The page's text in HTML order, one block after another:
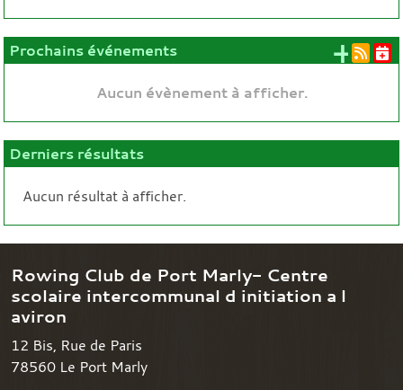
Prochains événements
Aucun évènement à afficher.
+
Derniers résultats
Aucun résultat à afficher.
Rowing Club de Port Marly- Centre
scolaire intercommunal d initiation a l
aviron
12 Bis, Rue de Paris
78560 Le Port Marly